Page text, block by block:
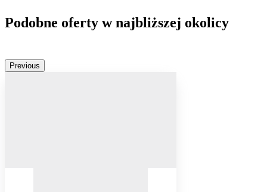
Podobne oferty w najbliższej okolicy
Previous